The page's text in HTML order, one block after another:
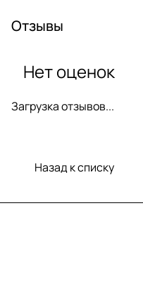
Отзывы
Загрузка отзывов...
Нет оценок
Назад к списку